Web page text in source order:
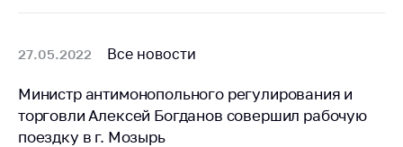
символы
5 лет МАРТ
Деятельность
27.05.2022 Все новости
Министр антимонопольного регулирования и
торговли Алексей Богданов совершил рабочую
поездку в г. Мозырь